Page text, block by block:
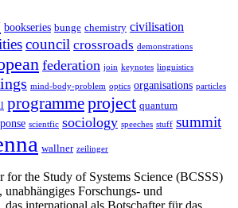
bookseries bunge chemistry civilisation
council crossroads demonstrations
federation join keynotes linguistics
mind-body-problem optics organisations particles
programmeproject quantum
scientfic sociology speeches stuff summit
wallner zeilinger
for the Study of Systems Science (BCSSS)
unabhängiges Forschungs- und
das international als Botschafter für das